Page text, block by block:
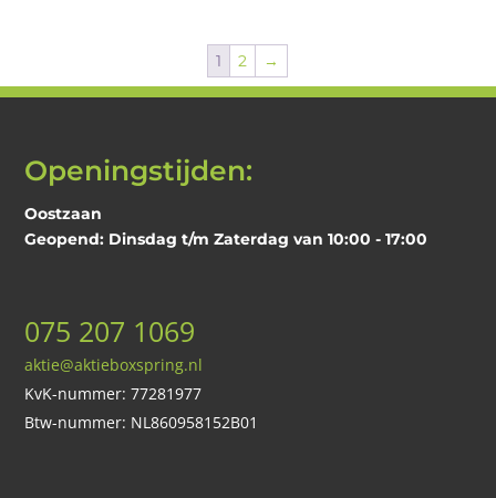
was:
1 2 →
Openingstijden:
Oostzaan
Geopend: Dinsdag t/m Zaterdag van 10:00 - 17:00
075 207 1069
aktie@aktieboxspring.nl
KvK-nummer: 77281977
Btw-nummer: NL860958152B01